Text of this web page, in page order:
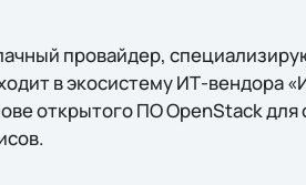
провайдер,
в экосистему ИТ-вендора
открытого ПО OpenStack для